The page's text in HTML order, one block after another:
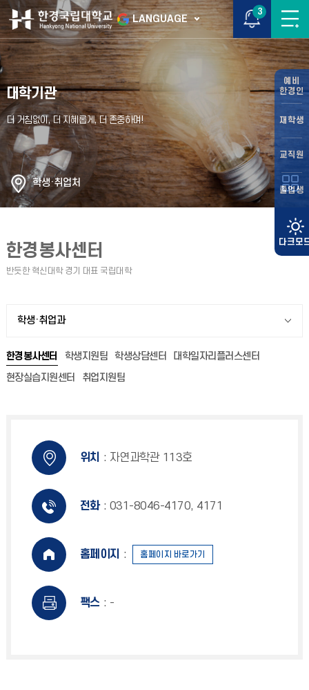
LANGUAGE
3
예비
한경인
재학생
교직원
졸업생
대학기관
학생·취업처
한경봉사센터
학생·취업과
한경봉사센터 학생지원팀 학생상담센터
대학일자리플러스센터
현장실습지원센터
취업지원팀
위치 : 자연과학관 113호
전화 : 031-8046-4170, 4171
홈페이지 : 홈페이지 바로가기
팩스 : -